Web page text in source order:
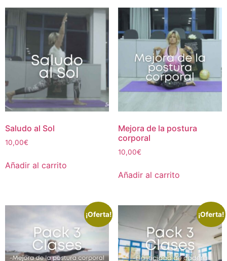
Saludo al Sol
10,00€
Añadir al carrito
Mejora de la postura
corporal
10,00€
Añadir al carrito
¡Oferta! ¡Oferta!